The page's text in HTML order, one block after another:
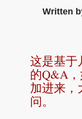
Written
这是基于
的Q&A
加进来，
问。